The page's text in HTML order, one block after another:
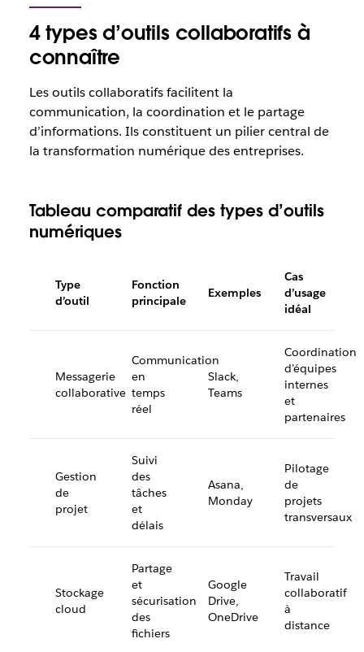
4 types d’outils collaboratifs à
connaître
Les outils collaboratifs facilitent la
communication, la coordination et le partage
d’informations. Ils constituent un pilier central de
la transformation numérique des entreprises.
Tableau comparatif des types d’outils
numériques
Type
d’outil
Fonction
principale
Exemples
Cas
d’usage
idéal
Messagerie
collaborative
Communication
en
temps
réel
Slack,
Teams
Coordination
d’équipes
internes
et
partenaires
Gestion
de
projet
Suivi
des
tâches
et
délais
Asana,
Monday
Pilotage
de
projets
transversaux
Stockage
cloud
Partage
et
sécurisation
des
fichiers
Google
Drive,
OneDrive
Travail
collaboratif
à
distance